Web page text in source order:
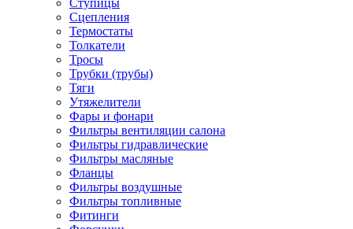
Ступицы
Сцепления
Термостаты
Толкатели
Тросы
Трубки (трубы)
Тяги
Утяжелители
Фары и фонари
Фильтры вентиляции салона
Фильтры гидравлические
Фильтры масляные
Фланцы
Фильтры воздушные
Фильтры топливные
Фитинги